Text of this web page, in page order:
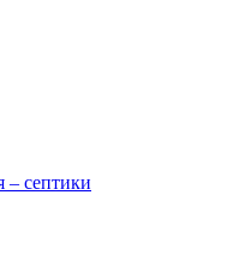
– септики